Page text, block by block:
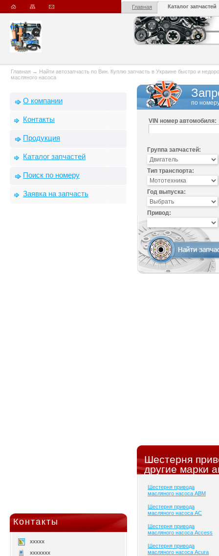
Главная Каталог запчастей
Главная → Найти автозапчасть по Вин. Куплю запчасть в Украине быстро и
масляного насоса
О компании
Контакты
Продукция
Каталог запчастей
Поиск по номеру
Заявка на запчасть
Контакты
xxxxx
xxxxxxx
по
VIN номер автомобиля:
Группа запчастей:
Тип транспорта:
Год выпуска:
Привод:
Шестерня
другие марки
Шестерня привода
масляного насоса ABM
Шестерня привода
масляного насоса AC
Шестерня привода
масляного насоса Access
Шестерня привода
масляного насоса Acura